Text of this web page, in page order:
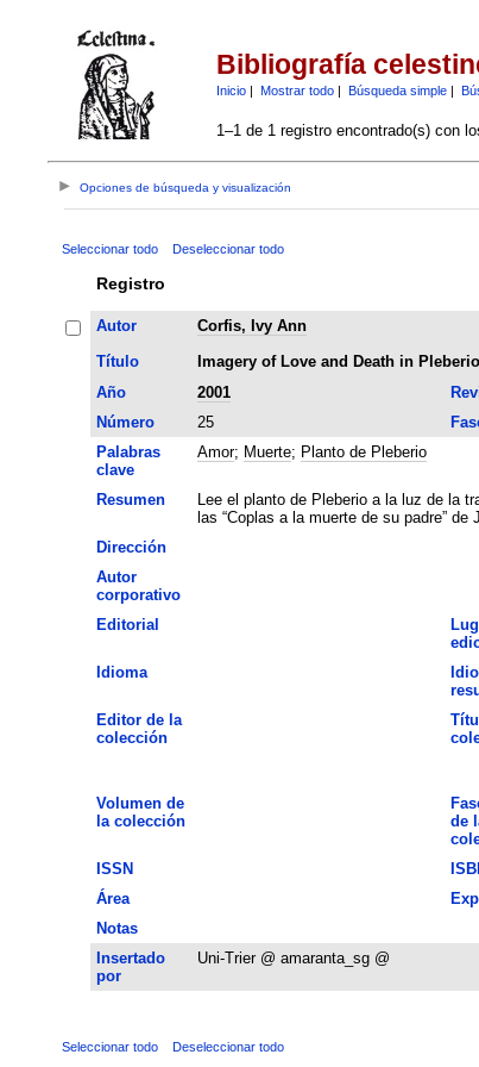
Bibliografía
Inicio| Mostrar todo| Búsqueda simple|
1–1 de 1 registro encontrado(s) con
Opciones de búsqueda y visualización
Seleccionar todo Deseleccionar todo
Registro
Autor
Corfis, Ivy Ann
Título
Imagery of Love and Death in
Año
2001
Número
25
Palabras
clave
Amor; Muerte; Planto de Pleberio
Resumen
Lee el planto de Pleberio a la luz de la
las “Coplas a la muerte de su padre”
Dirección
Autor
corporativo
Editorial
Idioma
Editor de la
colección
Volumen de
la colección
de
ISSN
Área
Notas
Insertado
por
Uni-Trier @ amaranta_sg @
Seleccionar todo Deseleccionar todo